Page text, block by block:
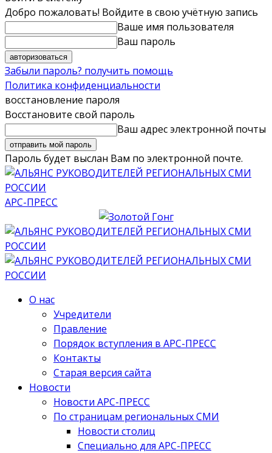
Добро пожаловать! Войдите в свою учётную запись
Ваше имя пользователя
Ваш пароль
Забыли пароль? получить помощь
Политика конфиденциальности
восстановление пароля
Восстановите свой пароль
Ваш адрес электронной почты
Пароль будет выслан Вам по электронной почте.
АРС-ПРЕСС
О нас
Учредители
Правление
Порядок вступления в АРС-ПРЕСС
Контакты
Старая версия сайта
Новости
Новости АРС-ПРЕСС
По страницам региональных СМИ
Новости столиц
Специально для АРС-ПРЕСС